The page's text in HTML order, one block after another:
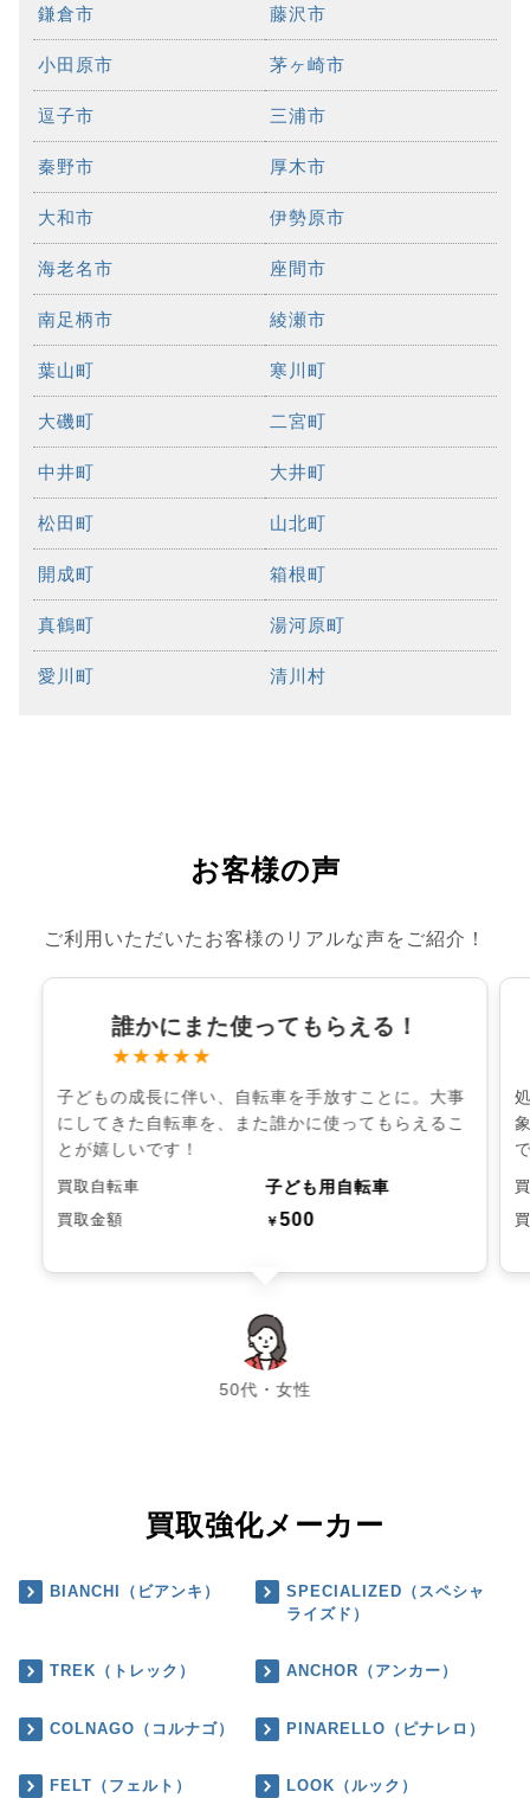
鎌倉市 藤沢市
小田原市 茅ヶ崎市
逗子市 三浦市
秦野市 厚木市
大和市 伊勢原市
海老名市 座間市
南足柄市 綾瀬市
葉山町 寒川町
大磯町 二宮町
中井町 大井町
松田町 山北町
開成町 箱根町
真鶴町 湯河原町
愛川町 清川村
お客様の声
ご利用いただいたお客様のリアルな声をご紹介！
誰かにまた使ってもらえる！
★★★★★
子どもの成長に伴い、自転車を手放すことに。大事
にしてきた自転車を、また誰かに使ってもらえるこ
とが嬉しいです！
買取自転車 子ども用自転車
買取金額 ￥500
50代・女性
chevron_left chevron_right
買取強化メーカー
BIANCHI（ビアンキ）
SPECIALIZED（スペシャ
ライズド）
TREK（トレック） ANCHOR（アンカー）
COLNAGO（コルナゴ） PINARELLO（ピナレロ）
FELT（フェルト） LOOK（ルック）